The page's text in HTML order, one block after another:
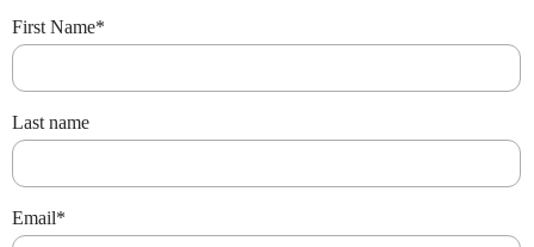
First Name*
Last name
Email*